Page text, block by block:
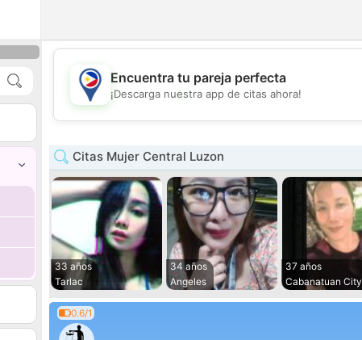
Encuentra tu pareja perfecta
¡Descarga nuestra app de citas ahora!
Citas Mujer Central Luzon
33 años
Tarlac
34 años
Angeles
37 años
Cabanatuan City
0.6/1